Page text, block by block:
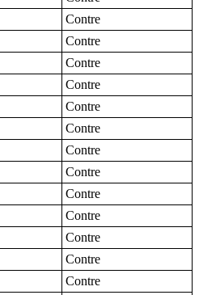
Contre
Contre
Contre
Contre
Contre
Contre
Contre
Contre
Contre
Contre
Contre
Contre
Contre